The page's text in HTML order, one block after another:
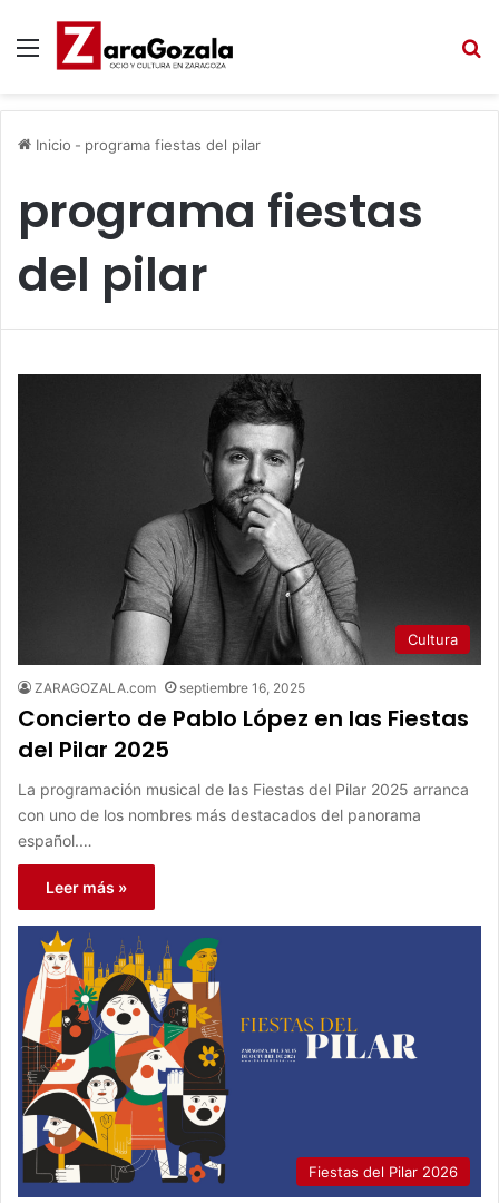
Menú
Inicio - programa fiestas del pilar
programa fiestas
del pilar
Cultura
ZARAGOZALA.com septiembre 16, 2025
Concierto de Pablo López en las Fiestas
del Pilar 2025
La programación musical de las Fiestas del Pilar 2025 arranca
con uno de los nombres más destacados del panorama
español.…
Leer más »
Fiestas del Pilar 2026